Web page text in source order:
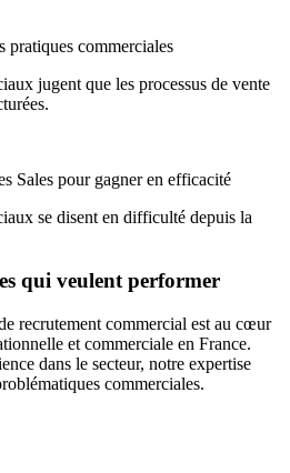
pratiques commerciales
jugent que les processus de vente
Sales pour gagner en efficacité
se disent en difficulté depuis la
qui veulent performer
recrutement commercial est au cœur
et commerciale en France.
dans le secteur, notre expertise
commerciales.